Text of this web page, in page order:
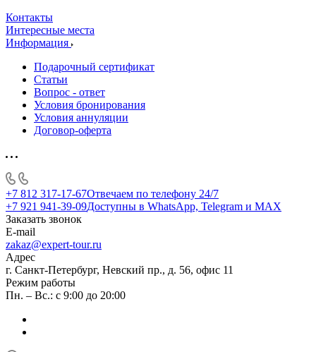
Контакты
Интересные места
Информация
Подарочный сертификат
Статьи
Вопрос - ответ
Условия бронирования
Условия аннуляции
Договор-оферта
+7 812 317-17-67Отвечаем по телефону 24/7
+7 921 941-39-09Доступны в WhatsApp, Telegram и MAX
Заказать звонок
E-mail
zakaz@expert-tour.ru
Адрес
г. Санкт-Петербург, Невский пр., д. 56, офис 11
Режим работы
Пн. – Вс.: с 9:00 до 20:00